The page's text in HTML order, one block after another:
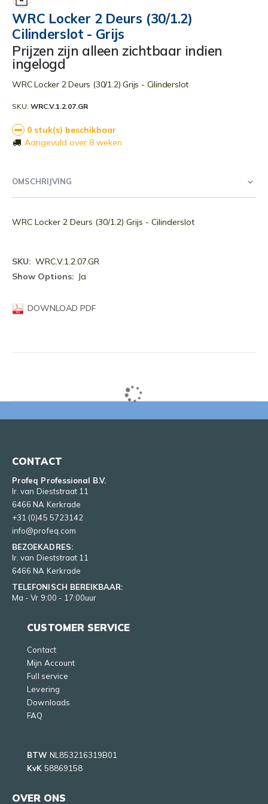
begin
van
de
afbeeldingen-
gallerij
WRC Locker 2 Deurs (30/1.2)
Cilinderslot - Grijs
Prijzen zijn alleen zichtbaar indien
ingelogd
WRC Locker 2 Deurs (30/1.2) Grijs - Cilinderslot
SKU WRC.V.1.2.07.GR
0 stuk(s) beschikbaar
Aangevuld over 8 weken
OMSCHRIJVING
WRC Locker 2 Deurs (30/1.2) Grijs - Cilinderslot
Meer
informatie
WRC.V.1.2.07.GR
Ja
DOWNLOAD PDF
CONTACT
Profeq Professional B.V.
Ir. van Dieststraat 11
6466 NA Kerkrade
+31 (0)45 5723142
info@profeq.com
BEZOEKADRES:
Ir. van Dieststraat 11
6466 NA Kerkrade
TELEFONISCH BEREIKBAAR:
Ma - Vr 9:00 - 17:00uur
CUSTOMER SERVICE
Contact
Mijn Account
Full service
Levering
Downloads
FAQ
BTW NL853216319B01
KvK 58869158
OVER ONS